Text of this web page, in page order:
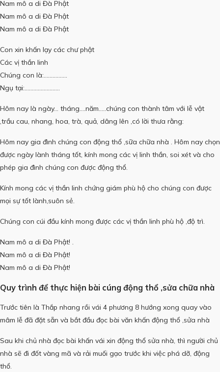
Nam mô a di Đà Phật
Nam mô a di Đà Phật
Nam mô a di Đà Phật
Con xin khấn lạy các chư phật
Các vị thần linh
Chúng con là:…………….
Ngụ tại:……………………
Hôm nay là ngày… tháng….năm…..chúng con thành tâm với lễ vật
,trầu cau, nhang, hoa, trà, quả, dâng lên ,có lời thưa rằng:
Hôm nay gia đình chúng con động thổ ,sữa chữa nhà . Hôm nay chọn
được ngày lành tháng tốt, kính mong các vị linh thần, soi xét và cho
phép gia đình chúng con được động thổ.
Kính mong các vị thần linh chứng giám phù hộ cho chúng con được
mọi sự tốt lành,suôn sẻ.
Chúng con cúi đầu kính mong được các vị thần linh phù hộ ,độ trì.
Nam mô a di Đà Phật! .
Nam mô a di Đà Phật!
Nam mô a di Đà Phật!
Quy trình để thực hiện bài cúng động thổ ,sửa chữa nhà
Trước tiên là Thắp nhang rồi vái 4 phương 8 hướng xong quay vào
mâm lễ đã đặt sẵn và bắt đầu đọc bài văn khấn động thổ ,sửa nhà
Sau khi chủ nhà đọc bài khấn vái xin động thổ sửa nhà, thì người chủ
nhà sẽ đi đốt vàng mã và rải muối gạo trước khi việc phá dỡ, động
thổ.